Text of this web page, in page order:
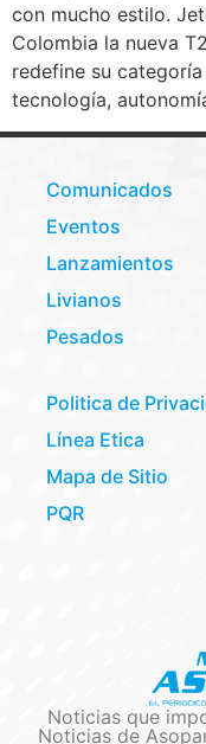
con mucho estilo.
Colombia la nueva
redefine su
tecnología,
Comunicados
Eventos
Lanzamientos
Livianos
Pesados
Politica de
Línea Etica
Mapa de Sitio
PQR
Noticias que
Noticias de